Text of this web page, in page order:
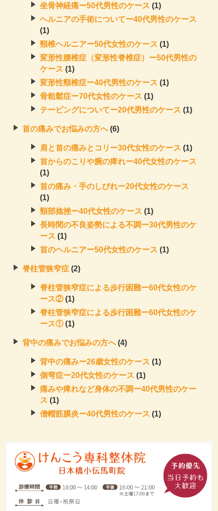
坐骨神経痛ー50代男性のケース (1)
ヘルニアの手術についてー40代男性のケース
(1)
頸椎ヘルニアー50代女性のケース (1)
変形性腰椎症（変形性脊椎症）ー50代男性の
ケース (1)
変形性頸椎症ー40代男性のケース (1)
骨粗鬆症ー70代女性のケース (1)
テーピングについてー20代男性のケース (1)
首の痛みでお悩みの方へ(6)
肩と首の痛みとコリー30代女性のケース (1)
首からのこりや腕の痺れー40代女性のケース
(1)
首の痛み・手のしびれー20代女性のケース
(1)
頸部捻挫ー40代女性のケース (1)
長時間の不良姿勢による不調ー30代男性のケ
ース (1)
首のヘルニアー50代女性のケース (1)
脊柱管狭窄症 (2)
脊柱管狭窄症による歩行困難ー60代女性のケ
ース②(1)
脊柱管狭窄症による歩行困難ー60代女性のケ
ース①(1)
背中の痛みでお悩みの方へ(4)
背中の痛みー26歳女性のケース (1)
側弯症ー20代女性のケース (1)
痛みや痺れなど身体の不調ー40代男性のケー
ス (1)
僧帽筋膜炎ー40代男性のケース (1)